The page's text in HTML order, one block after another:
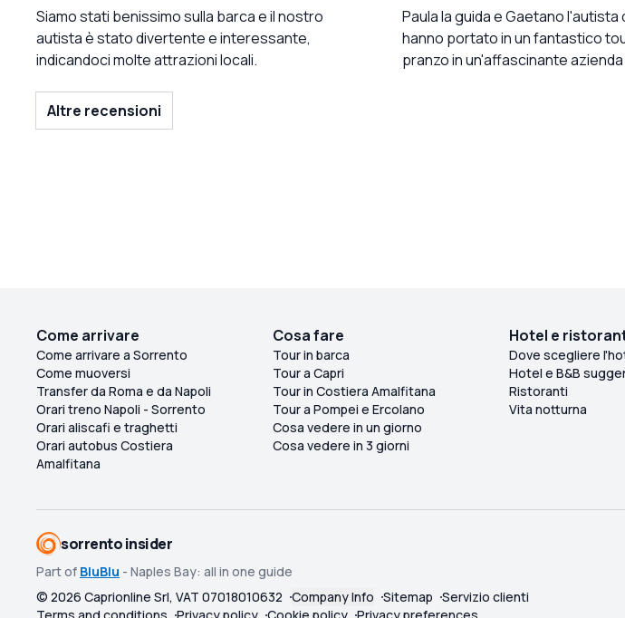
molto divertente!
stato ECCELLENTE!
Siamo stati benissimo sulla barca e il nostro
autista è stato divertente e interessante,
indicandoci molte attrazioni locali.
Paula la guida e Gaetano
hanno portato in un fantastico
pranzo in un'affascinante azienda
Altre recensioni
Come arrivare
Come arrivare a Sorrento
Come muoversi
Transfer da Roma e da Napoli
Orari treno Napoli - Sorrento
Orari aliscafi e traghetti
Orari autobus Costiera
Amalfitana
Cosa fare
Tour in barca
Tour a Capri
Tour in Costiera Amalfitana
Tour a Pompei e Ercolano
Cosa vedere in un giorno
Cosa vedere in 3 giorni
Hotel e
Dove scegliere
Hotel e B&B
Ristoranti
Vita notturna
sorrento insider
Part of BluBlu - Naples Bay: all in one guide
© 2026 Caprionline Srl, VAT 07018010632 Company Info Sitemap Servizio clienti